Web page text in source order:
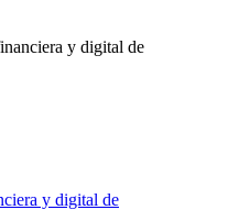
y digital de
y digital de